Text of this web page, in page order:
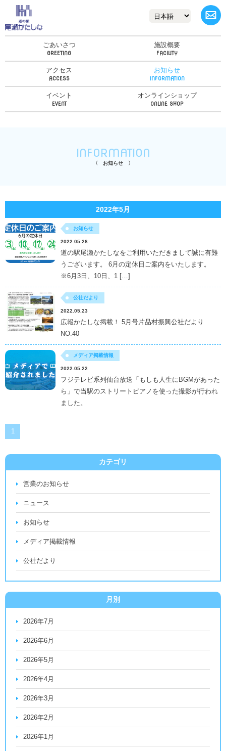
ごあいさつ 施設概要
アクセス お知らせ
イベント オンラインショップ
INFORMATION
お知らせ
2022年5月
お知らせ
2022.05.28
道の駅尾瀬かたしなをご利用いただきまして誠に有難
うございます。 6月の定休日ご案内をいたします。
※6月3日、10日、1 […]
公社だより
2022.05.23
広報かたしな掲載！ 5月号片品村振興公社だより
NO.40
メディア掲載情報
2022.05.22
フジテレビ系列仙台放送「もしも人生にBGMがあった
ら」で当駅のストリートピアノを使った撮影が行われ
ました。
1
カテゴリ
営業のお知らせ
ニュース
お知らせ
メディア掲載情報
公社だより
月別
2026年7月
2026年6月
2026年5月
2026年4月
2026年3月
2026年2月
2026年1月